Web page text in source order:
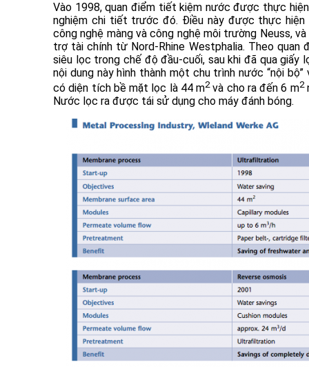
Vào 1998, quan điểm tiết kiệm nước được thực
nghiệm chi tiết trước đó. Điều này được thực
công nghệ màng và công nghệ môi trường Neuss,
trợ tài chính từ Nord-Rhine Westphalia. Theo
siêu lọc trong chế độ đầu-cuối, sau khi đã qua
nội dung này hình thành một chu trình nước “nội
có diện tích bề mặt lọc là 44 m2và cho ra đến 6 m2
Nước lọc ra được tái sử dụng cho máy đánh bóng.